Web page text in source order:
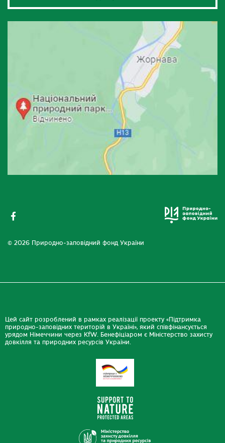
© 2026 Природно-заповідний фонд України
Цей сайт розроблений в рамках реалізації проекту «Підтримка
природно-заповідних територій в Україні», який співфінансується
урядом Німеччини через KfW. Бенефіціаром є Міністерство захисту
довкілля та природних ресурсів України.